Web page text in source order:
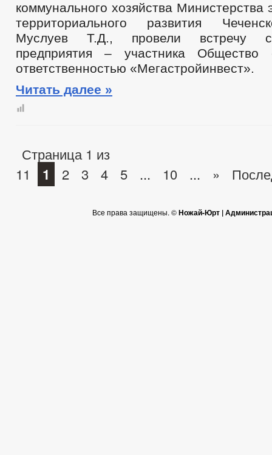
коммунального хозяйства Министерства
территориального развития
Муслуев Т.Д., провели встречу с
предприятия – участника Общество
ответственностью «Мегастройинвест».
Читать далее »
Страница 1 из
11
1 2 3 4 5 ... 10 ... »
Все права защищены. ©Ножай-Юрт |